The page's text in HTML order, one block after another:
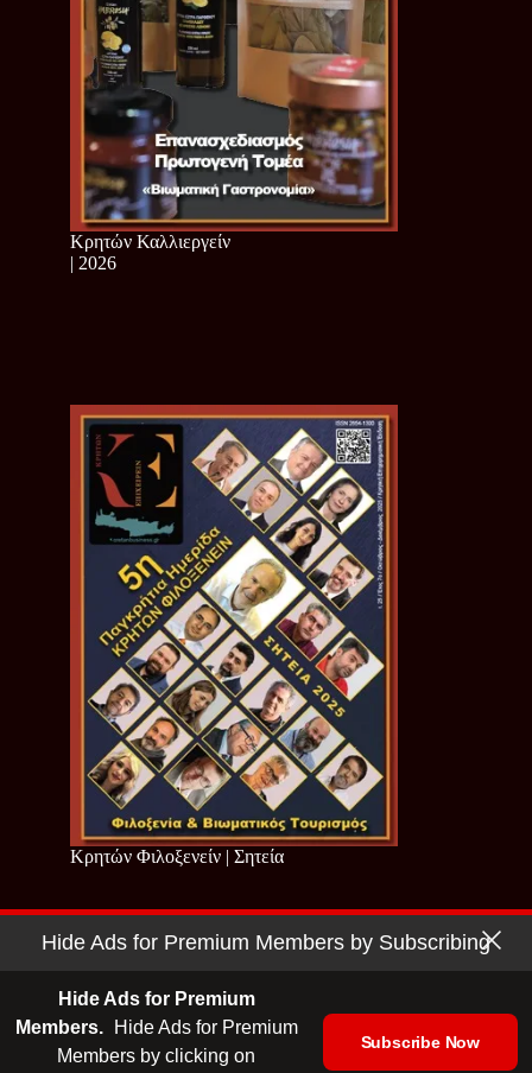
Κρητών Καλλιεργείν
| 2026
Κρητών Φιλοξενείν | Σητεία
Copyright © 2026 - Cretan Business | Κρητών Επιχειρείν
Hide Ads for Premium Members by Subscribing
Hide Ads for Premium
Members.
Hide Ads for Premium
Members by clicking on
Subscribe Now